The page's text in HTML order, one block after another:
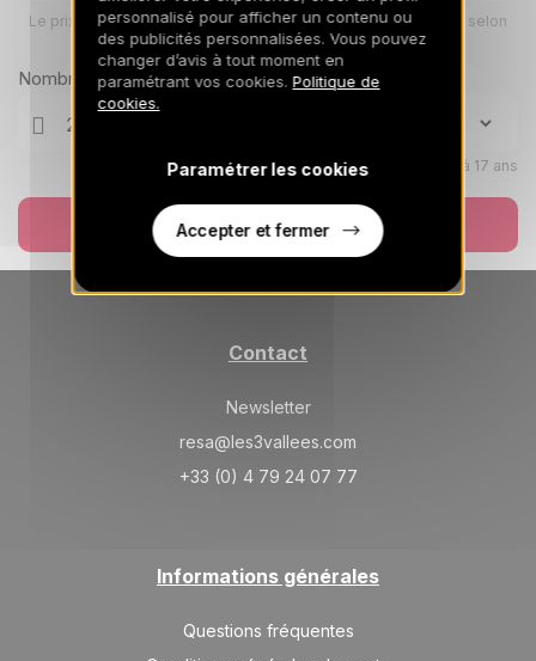
Le prix total pour votre sélection sera ajusté en page suivante selon
vos options
Nombre de voyageurs
Enfants âgés de 0 à 17 ans
Réserver
Contact
Newsletter
resa@les3vallees.com
+33 (0) 4 79 24 07 77
Informations générales
Questions fréquentes
personnalisé pour afficher un contenu ou
des publicités personnalisées. Vous pouvez
changer d’avis à tout moment en
paramétrant vos cookies. Politique de
cookies.
Paramétrer les cookies
Accepter et fermer